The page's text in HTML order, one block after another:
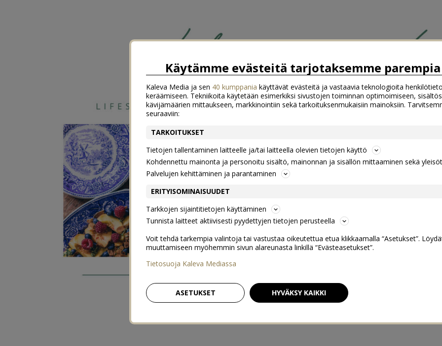
Käytämme evästeitä tarjotaksemme
Kaleva Media ja sen 40 kumppania käyttävät evästeitä ja vastaavia teknologioita
keräämiseen. Tekniikoita käytetään esimerkiksi sivustojen toiminnan optimoimiseen,
kävijämäärien mittaukseen, markkinointiin sekä tarkoituksenmukaisiin mainoksiin.
seuraaviin:
TARKOITUKSET
Tietojen tallentaminen laitteelle ja/tai laitteella olevien tietojen käyttö
Kohdennettu mainonta ja personoitu sisältö, mainonnan ja sisällön mittaaminen sekä
Palvelujen kehittäminen ja parantaminen
ERITYISOMINAISUUDET
Tarkkojen sijaintitietojen käyttäminen
Tunnista laitteet aktiivisesti pyydettyjen tietojen perusteella
Voit tehdä tarkempia valintoja tai vastustaa oikeutettua etua klikkaamalla “Asetukset”.
muuttamiseen myöhemmin sivun alareunasta linkillä “Evästeasetukset”.
Tietosuoja Kaleva Mediassa
ASETUKSET HYVÄKSY KAIKKI